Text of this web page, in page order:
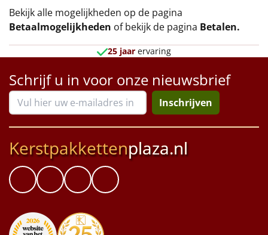
Bekijk alle mogelijkheden op de pagina
Betaalmogelijkheden of bekijk de pagina Betalen.
25 jaar ervaring
Schrijf u in voor onze nieuwsbrief
Inschrijven
Kerstpakkettenplaza.nl